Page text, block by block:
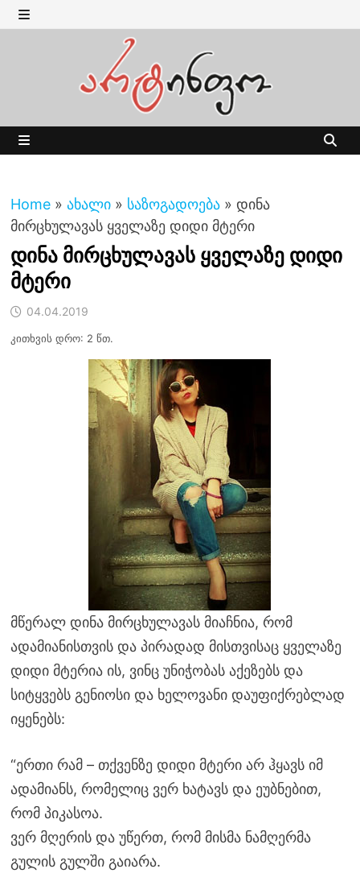
Skip
to MENU
Home » ახალი » საზოგადოება » დინა
მირცხულავას ყველაზე დიდი მტერი
დინა მირცხულავას ყველაზე დიდი
მტერი
04.04.2019
კითხვის დრო: 2 წთ.
მწერალ დინა მირცხულავას მიაჩნია, რომ
ადამიანისთვის და პირადად მისთვისაც ყველაზე
დიდი მტერია ის, ვინც უნიჭობას აქეზებს და
სიტყვებს გენიოსი და ხელოვანი დაუფიქრებლად
იყენებს:
“ერთი რამ – თქვენზე დიდი მტერი არ ჰყავს იმ
ადამიანს, რომელიც ვერ ხატავს და ეუბნებით,
რომ პიკასოა.
ვერ მღერის და უწერთ, რომ მისმა ნამღერმა
გულის გულში გაიარა.